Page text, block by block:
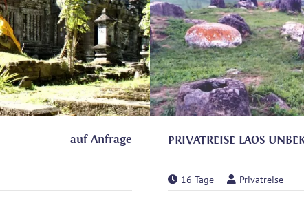
auf Anfrage PRIVATREISE LAOS
16 Tage Privatreise